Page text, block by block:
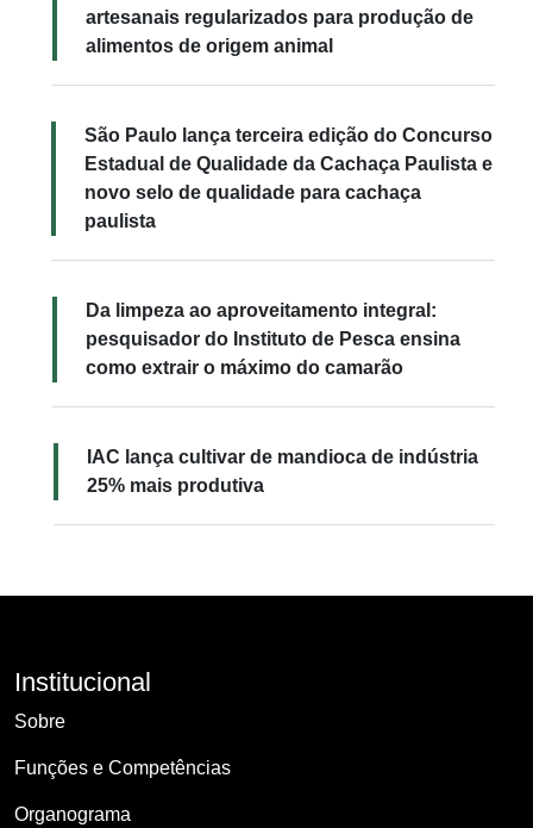
artesanais regularizados para produção de
alimentos de origem animal
São Paulo lança terceira edição do Concurso
Estadual de Qualidade da Cachaça Paulista e
novo selo de qualidade para cachaça
paulista
Da limpeza ao aproveitamento integral:
pesquisador do Instituto de Pesca ensina
como extrair o máximo do camarão
IAC lança cultivar de mandioca de indústria
25% mais produtiva
Institucional
Sobre
Funções e Competências
Organograma